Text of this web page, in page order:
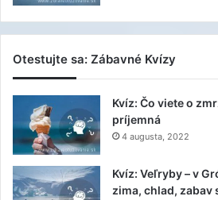
Otestujte sa: Zábavné Kvízy
Kvíz: Čo viete o
príjemná
4 augusta, 2022
Kvíz: Veľryby – v
zima, chlad, zabav